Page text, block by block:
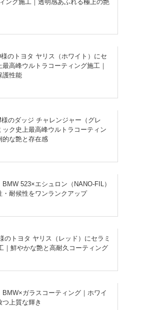
ング施工｜透明感あふれる極上の艶
様のトヨタ ヤリス（ホワイト）にセ
最高峰ウルトラコーティング施工｜
護性能
様のダッジ チャレンジャー（グレ
ック史上最高峰ウルトラコーティン
的な艶と存在感
BMW 523×エシュロン（NANO-FIL）
・耐候性をワンランクアップ
のトヨタ ヤリス（レッド）にセラミ
｜鮮やかな艶と高耐久コーティング
BMW×ガラスコーティング｜ホワイ
つ上質な輝き